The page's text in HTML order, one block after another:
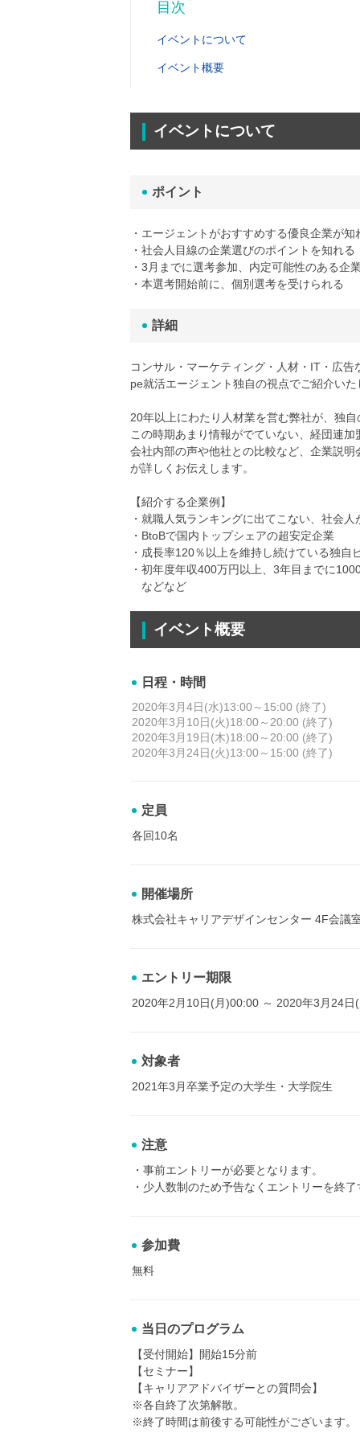
目次
イベントについて
イベント概要
イベントについて
ポイント
・エージェントがおすすめする優良企業が知
・社会人目線の企業選びのポイントを知れる
・3月までに選考参加、内定可能性のある企
・本選考開始前に、個別選考を受けられる
詳細
コンサル・マーケティング・人材・IT・広
pe就活エージェント独自の視点でご紹介いた
20年以上にわたり人材業を営む弊社が、独自
この時期あまり情報がでていない、経団連加
会社内部の声や他社との比較など、企業説
が詳しくお伝えします。
【紹介する企業例】
・就職人気ランキングに出てこない、社会
・BtoBで国内トップシェアの超安定企業
・成長率120％以上を維持し続けている独自
・初年度年収400万円以上、3年目までに
などなど
イベント概要
日程・時間
2020年3月4日(水)13:00～15:00 (終了)
2020年3月10日(火)18:00～20:00 (終了)
2020年3月19日(木)18:00～20:00 (終了)
2020年3月24日(火)13:00～15:00 (終了)
定員
各回10名
開催場所
株式会社キャリアデザインセンター 4F会議
エントリー期限
2020年2月10日(月)00:00 ～ 2020年3月24日
対象者
2021年3月卒業予定の大学生・大学院生
注意
・事前エントリーが必要となります。
・少人数制のため予告なくエントリーを終
参加費
無料
当日のプログラム
【受付開始】開始15分前
【セミナー】
【キャリアアドバイザーとの質問会】
※各自終了次第解散。
※終了時間は前後する可能性がございます。